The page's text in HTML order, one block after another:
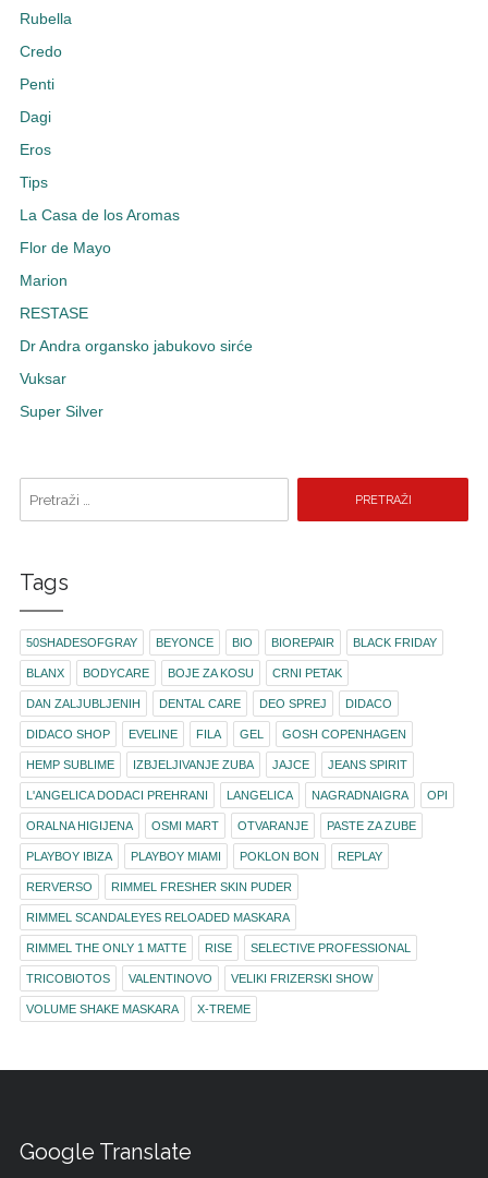
Rubella
Credo
Penti
Dagi
Eros
Tips
La Casa de los Aromas
Flor de Mayo
Marion
RESTASE
Dr Andra organsko jabukovo sirće
Vuksar
Super Silver
Tags
50SHADESOFGRAY BEYONCE BIO BIOREPAIR BLACK FRIDAY
BLANX BODYCARE BOJE ZA KOSU CRNI PETAK
DAN ZALJUBLJENIH DENTAL CARE DEO SPREJ DIDACO
DIDACO SHOP EVELINE FILA GEL GOSH COPENHAGEN
HEMP SUBLIME IZBJELJIVANJE ZUBA JAJCE JEANS SPIRIT
L'ANGELICA DODACI PREHRANI LANGELICA NAGRADNAIGRA OPI
ORALNA HIGIJENA OSMI MART OTVARANJE PASTE ZA ZUBE
PLAYBOY IBIZA PLAYBOY MIAMI POKLON BON REPLAY
RERVERSO RIMMEL FRESHER SKIN PUDER
RIMMEL SCANDALEYES RELOADED MASKARA
RIMMEL THE ONLY 1 MATTE RISE SELECTIVE PROFESSIONAL
TRICOBIOTOS VALENTINOVO VELIKI FRIZERSKI SHOW
VOLUME SHAKE MASKARA X-TREME
Google Translate